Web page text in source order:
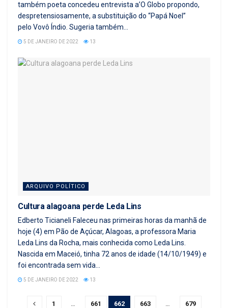
também poeta concedeu entrevista a’O Globo propondo,
despretensiosamente, a substituição do “Papá Noel”
pelo Vovô Índio. Sugeria também...
5 DE JANEIRO DE 2022 13
ARQUIVO POLÍTICO
Cultura alagoana perde Leda Lins
Edberto Ticianeli Faleceu nas primeiras horas da manhã de
hoje (4) em Pão de Açúcar, Alagoas, a professora Maria
Leda Lins da Rocha, mais conhecida como Leda Lins.
Nascida em Maceió, tinha 72 anos de idade (14/10/1949) e
foi encontrada sem vida...
5 DE JANEIRO DE 2022 13
1 661 662 663 679